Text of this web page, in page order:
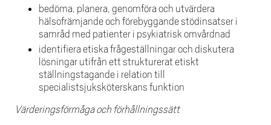
bedöma, planera, genomföra och utvärdera
hälsofrämjande och förebyggande stödinsatser i
samråd med patienter i psykiatrisk omvårdnad
identifiera etiska frågeställningar och diskutera
lösningar utifrån ett strukturerat etiskt
ställningstagande i relation till
specialistsjuksköterskans funktion
Värderingsförmåga och förhållningssätt